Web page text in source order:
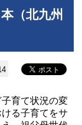
（北九州
育て状況の変
る子育てをサ